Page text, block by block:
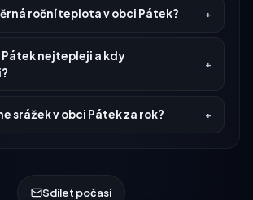
roční teplota v obci Pátek?
Pátek nejtepleji a kdy
srážek v obci Pátek za rok?
Sdílet počasí